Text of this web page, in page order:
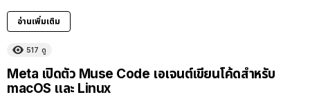
อ่านเพิ่มเติม
517 ดู
Meta เปิดตัว Muse Code เอเจนต์เขียนโค้ดสำหรับ
macOS และ Linux